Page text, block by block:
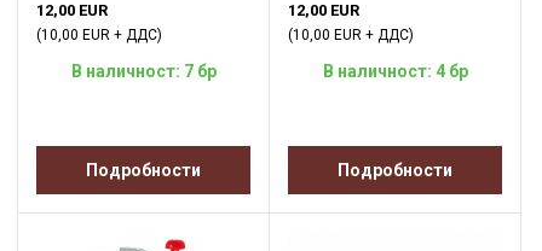
12,00 EUR
(10,00 EUR + ДДС)
В наличност: 7 бр
Подробности
12,00 EUR
(10,00 EUR + ДДС)
В наличност: 4 бр
Подробности